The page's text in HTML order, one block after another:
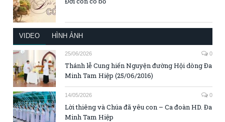
VIDEO HÌNH ẢNH
25/06/2026 0
Thánh lễ Cung hiến Nguyện đường Hội dòng Đa
Minh Tam Hiệp (25/06/2016)
14/05/2026 0
Lời thiêng và Chúa đã yêu con – Ca đoàn HD. Đa
Minh Tam Hiệp